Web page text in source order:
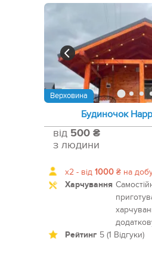
Верховина
Будиночок
від 500 ₴
з людини
x2 - від 1000 ₴ на
Харчування
Рейтинг 5 (1 Відгуки)